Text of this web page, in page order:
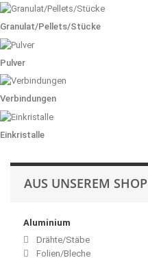
Granulat/Pellets/Stücke
Pulver
Verbindungen
Einkristalle
AUS UNSEREM SHOP
Aluminium
Drähte/Stäbe
Folien/Bleche